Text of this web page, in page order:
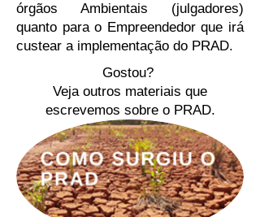
órgãos Ambientais (julgadores)
quanto para o Empreendedor que irá
custear a implementação do PRAD.
Gostou?
Veja outros materiais que
escrevemos sobre o PRAD.